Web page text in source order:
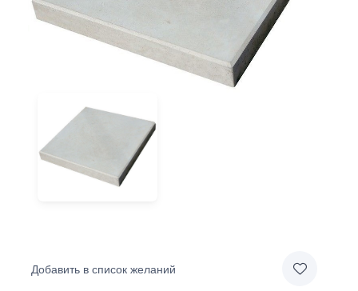
Добавить в список желаний